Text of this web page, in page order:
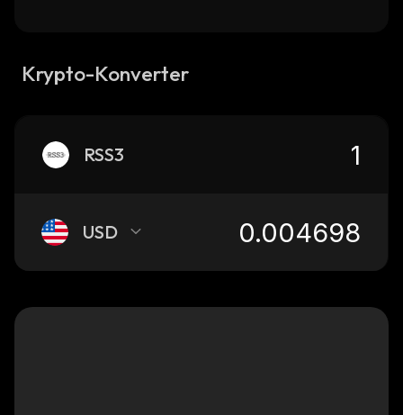
Krypto-Konverter
RSS3
USD